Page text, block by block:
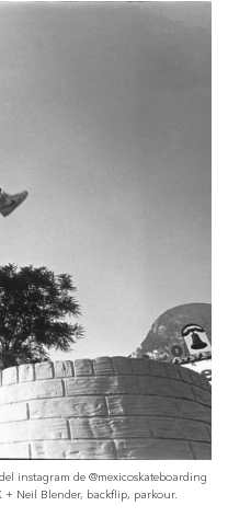
instagram de @mexicoskateboarding
Neil Blender, backflip, parkour.